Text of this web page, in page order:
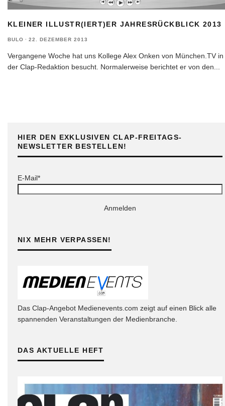
KLEINER ILLUSTR(IERT)ER JAHRESRÜCKBLICK 2013
BULO · 22. DEZEMBER 2013
Vergangene Woche hat uns Kollege Alex Onken von München.TV in
der Clap-Redaktion besucht. Normalerweise berichtet er von den
HIER DEN EXKLUSIVEN CLAP-FREITAGS-
NEWSLETTER BESTELLEN!
E-Mail*
Anmelden
NIX MEHR VERPASSEN!
Das Clap-Angebot Medienevents.com zeigt auf einen Blick alle
spannenden Veranstaltungen der Medienbranche.
DAS AKTUELLE HEFT